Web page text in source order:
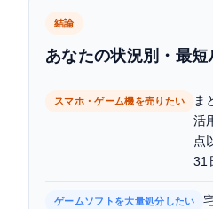
キャンペーンを最大活用す
よくある質問
まとめ
結論
あなたの状況別・最短
スマホ・ゲーム機を売りたい
ま
活
点
31
ゲームソフトを大量処分したい